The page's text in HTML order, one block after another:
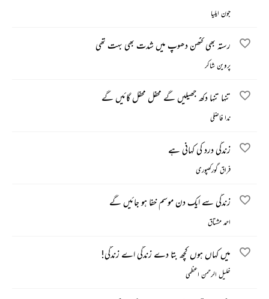
جون ایلیا
رستہ بھی کٹھن دھوپ میں شدت بھی بہت تھی
پروین شاکر
تنہا تنہا دکھ جھیلیں گے محفل محفل گائیں گے
ندا فاضلی
زندگی درد کی کہانی ہے
فراق گورکھپوری
زندگی سے ایک دن موسم خفا ہو جائیں گے
احمد مشتاق
میں کہاں ہوں کچھ بتا دے زندگی اے زندگی!
خلیل الرحمن اعظمی